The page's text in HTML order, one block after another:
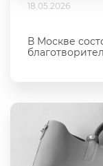
18.05.2026
В Москве